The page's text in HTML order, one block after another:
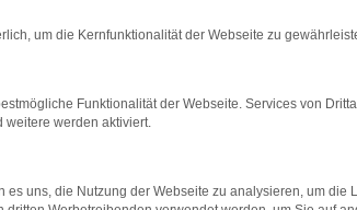
das Laden bestimmter Seiten
um die Kernfunktionalität der Webseite zu
Funktionalität der Webseite. Services von
weitere werden aktiviert.
es uns, die Nutzung der Webseite zu analysieren, um die